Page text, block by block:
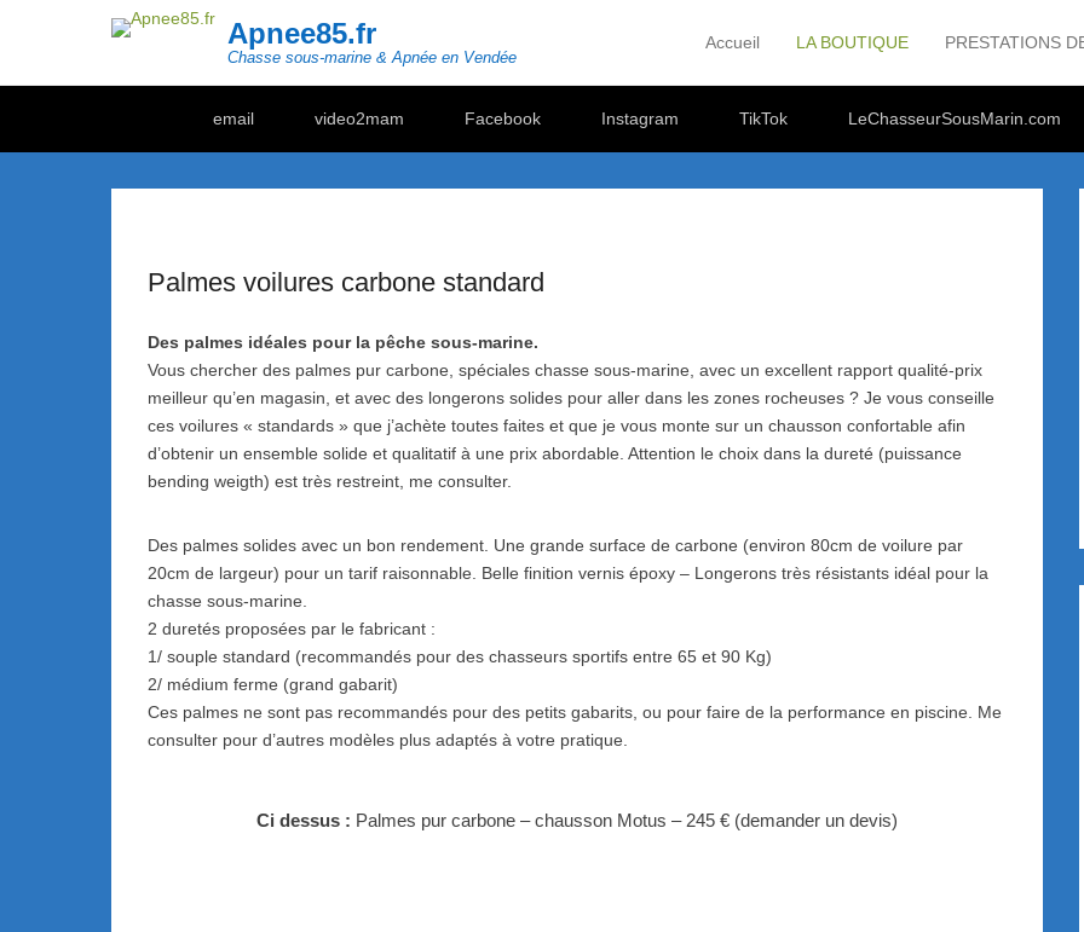
Apnee85.fr
Chasse sous-marine & Apnée en Vendée
Primary Menu
Skip to content
Accueil LA BOUTIQUE PRESTATIONS
email
video2mam Facebook Instagram TikTok LeChasseurSousMarin.com
Palmes voilures carbone standard
Des palmes idéales pour la pêche sous-marine.
Vous chercher des palmes pur carbone, spéciales chasse sous-marine, avec un excellent rapport qualité-prix
meilleur qu’en magasin, et avec des longerons solides pour aller dans les zones rocheuses ? Je vous conseille
ces voilures « standards » que j’achète toutes faites et que je vous monte sur un chausson confortable afin
d’obtenir un ensemble solide et qualitatif à une prix abordable. Attention le choix dans la dureté (puissance
bending weigth) est très restreint, me consulter.
Des palmes solides avec un bon rendement. Une grande surface de carbone (environ 80cm de voilure par
20cm de largeur) pour un tarif raisonnable. Belle finition vernis époxy – Longerons très résistants idéal pour la
chasse sous-marine.
2 duretés proposées par le fabricant :
1/ souple standard (recommandés pour des chasseurs sportifs entre 65 et 90 Kg)
2/ médium ferme (grand gabarit)
Ces palmes ne sont pas recommandés pour des petits gabarits, ou pour faire de la performance en piscine. Me
consulter pour d’autres modèles plus adaptés à votre pratique.
Ci dessus : Palmes pur carbone – chausson Motus – 245 € (demander un devis)